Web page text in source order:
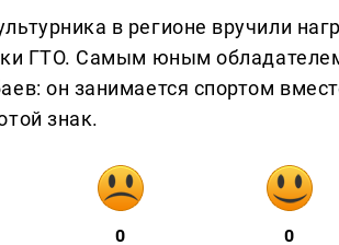
в регионе вручили
ГТО. Самым юным
он занимается спортом
знак.
0 0